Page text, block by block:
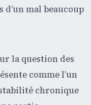
mal beaucoup
la question des
comme l’un
chronique